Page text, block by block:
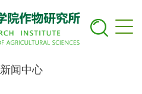
新闻中心